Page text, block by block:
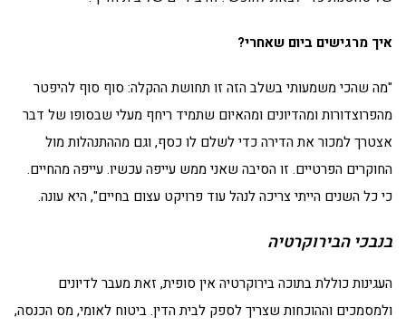
איך מרגישים ביום שאחרי?
"מה שהכי משמעותי בשלב הזה זו תחושת ההקלה: סוף סוף להיפטר
מהפרוצדורות ומהדיונים ומהאיום שתמיד ריחף מעלי שבסופו של דבר
אצטרך למכור את הדירה כדי לשלם לו כסף, וגם מההתנהלות מול
החוקרים הפרטיים. זו הסיבה שאני ממש עייפה עכשיו. עייפה מהחיים.
כי כל השנים הייתי צריכה לנהל עוד פרויקט עצום בחיים", היא עונה.
בנבכי הבירוקרטיה
העגינות כוללת בתוכה בירוקרטיה אין סופית, זאת מעבר לדיונים
ולמסמכים וההוכחות שצריך לספק לבית הדין. ביטוח לאומי, מס הכנסה,